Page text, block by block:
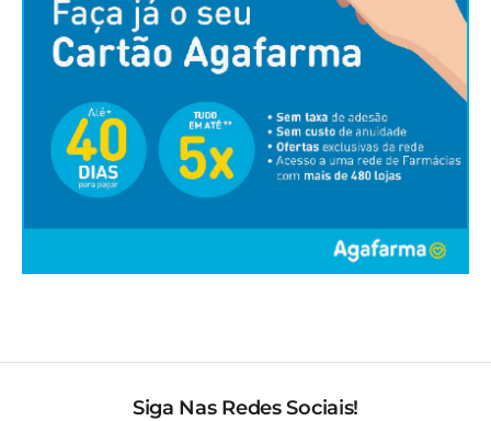
Siga Nas Redes Sociais!